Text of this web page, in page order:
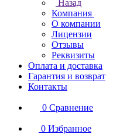
Назад
Компания
О компании
Лицензии
Отзывы
Реквизиты
Оплата и доставка
Гарантия и возврат
Контакты
0 Сравнение
0 Избранное